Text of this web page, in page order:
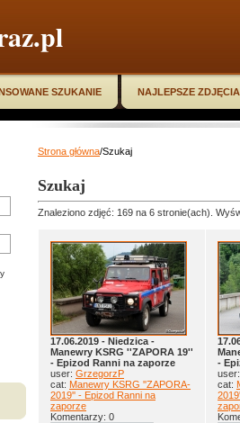
SZUKANIE NAJLEPSZE ZDJĘCIA
Strona główna/Szukaj
Szukaj
Znaleziono zdjęć: 169 na 6 stronie(ach).
17.06.2019 - Niedzica -
Manewry KSRG ''ZAPORA 19''
- Epizod Ranni na zaporze
user: GrzegorzP
cat: Manewry KSRG ''ZAPORA-
2019'' - Epizod Ranni na
zaporze
Komentarzy: 0
-
cat: